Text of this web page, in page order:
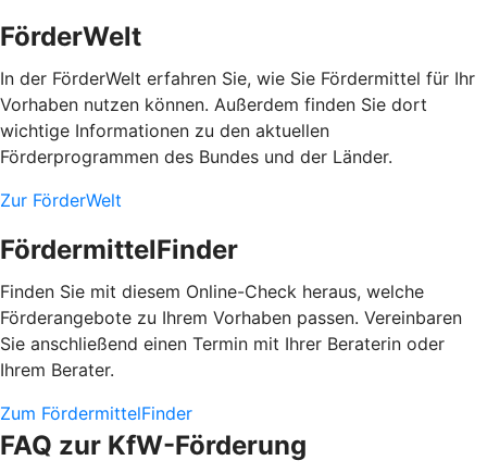
FörderWelt
In der FörderWelt erfahren Sie, wie Sie Fördermittel für Ihr
Vorhaben nutzen können. Außerdem finden Sie dort
wichtige Informationen zu den aktuellen
Förderprogrammen des Bundes und der Länder.
Zur FörderWelt
FördermittelFinder
Finden Sie mit diesem Online-Check heraus, welche
Förderangebote zu Ihrem Vorhaben passen. Vereinbaren
Sie anschließend einen Termin mit Ihrer Beraterin oder
Ihrem Berater.
Zum FördermittelFinder
FAQ zur KfW-Förderung